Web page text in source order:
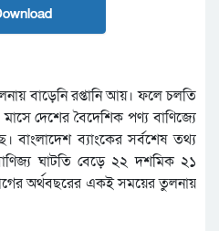
বাড়েনি রপ্তানি আয়। ফলে চলতি
দেশের বৈদেশিক পণ্য বাণিজ্যে
বাংলাদেশ ব্যাংকের সর্বশেষ তথ্য
ঘাটতি বেড়ে ২২ দশমিক ২১
অর্থবছরের একই সময়ের তুলনায়